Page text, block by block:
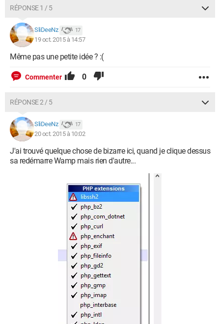
RÉPONSE 1 / 5
SliDeeNz 17
19 oct. 2015 à 14:57
Même pas une petite idée ? :(
Commenter 0
RÉPONSE 2 / 5
SliDeeNz 17
20 oct. 2015 à 10:02
J'ai trouvé quelque chose de bizarre ici, quand je clique dessus
sa redémarre Wamp mais rien d'autre...